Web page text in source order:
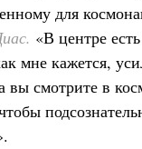
для
«В центре
мне кажется,
вы смотрите в